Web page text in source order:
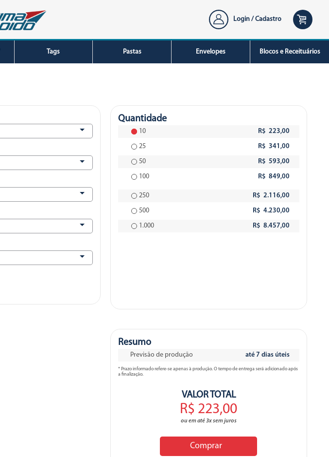
Login / Cadastro
Tags Pastas Envelopes Blocos e Receituários
Quantidade
10 R$ 223,00
25 R$ 341,00
50 R$ 593,00
100 R$ 849,00
250 R$ 2.116,00
500 R$ 4.230,00
1.000 R$ 8.457,00
Resumo
Previsão de produção até 7 dias úteis
* Prazo informado refere-se apenas à produção. O tempo de entrega será adicionado após
a finalização.
VALOR TOTAL
R$ 223,00
ou em até 3x sem juros
Comprar